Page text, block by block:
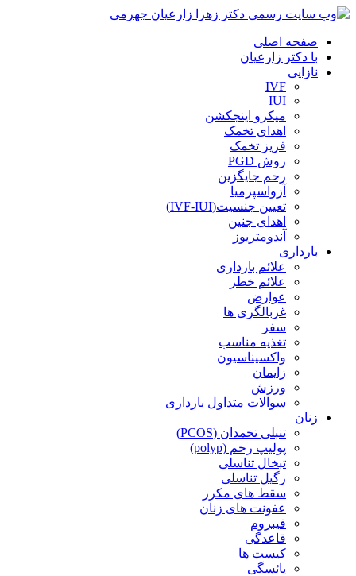
صفحه اصلی
با دکتر زارعیان
نازایی
IVF
IUI
میکرو اینجکشن
اهدای تخمک
فریز تخمک
روش PGD
رحم جایگزین
آزواسپرمیا
تعیین جنسیت(IVF-IUI)
اهدای جنین
آندومتریوز
بارداری
علائم بارداری
علائم خطر
عوارض
غربالگری ها
سفر
تغذیه مناسب
واکسیناسیون
زایمان
ورزش
سوالات متداول بارداری
زنان
تنبلی تخمدان (PCOS)
پولیپ رحم (polyp)
تبخال تناسلی
زگیل تناسلی
سقط های مکرر
عفونت های زنان
فیبروم
قاعدگی
کیست ها
یائسگی